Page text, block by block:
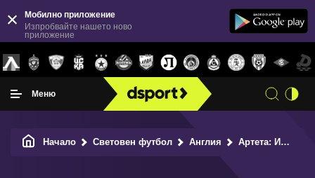
Мобилно приложение
Изпробвайте нашето ново
приложение
Меню
Начало Световен футбол Англия Артета: Изпаднах в шок, когато чух за Ман Сити